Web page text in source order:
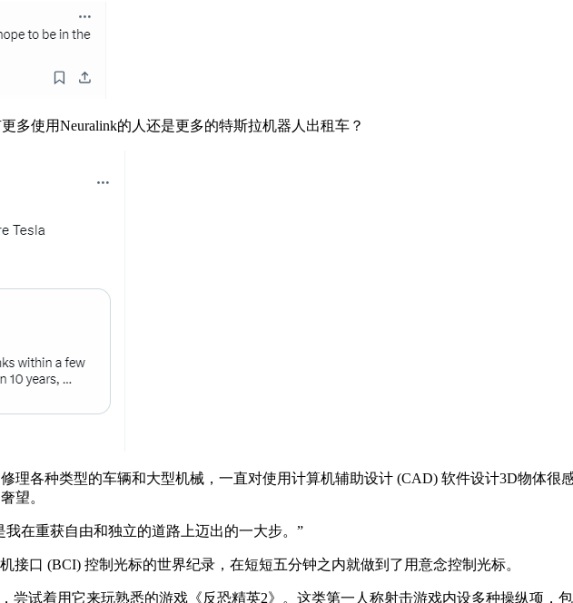
使用Neuralink的人还是更多的特斯拉机器人出租车？
各种类型的车辆和大型机械，一直对使用计算机辅助设计 (CAD) 软件设计3D物体很
望。
在重获自由和独立的道路上迈出的一大步。”
口 (BCI) 控制光标的世界纪录，在短短五分钟之内就做到了用意念控制光标。
着用它来玩熟悉的游戏《反恐精英2》。这类第一人称射击游戏内设多种操纵项，包